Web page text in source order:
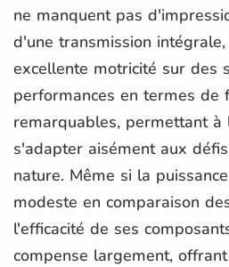
ne manquent pas
d'une transmission
excellente motricité sur des
performances en termes de
remarquables, permettant à
s'adapter aisément aux
nature. Même si la
modeste en comparaison
l'efficacité de ses
compense largement,